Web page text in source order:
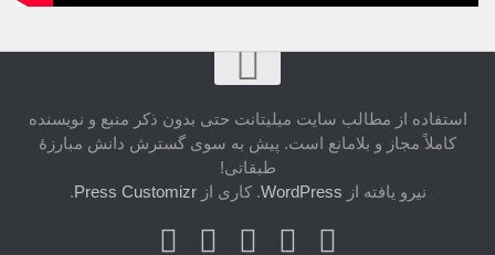
استفاده از مطالب سایت میلیتانت حتی بدون ذکر منبع و نویسنده
کاملاً مجاز و بلامانع است. پیش به سوی گسترش دانش مبارزۀ
طبقاتی!
نیرو یافته از WordPress. کاری ازPress Customizr
.